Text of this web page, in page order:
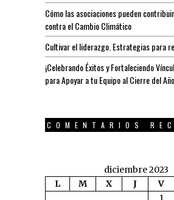
Cómo las asociaciones pueden
contra el Cambio Climático
Cultivar el liderazgo. Estrategias para
¡Celebrando Éxitos y Fortaleciendo
para Apoyar a tu Equipo al Cierre del Año
COMENTARIOS
diciembre 2023
L
M X J V